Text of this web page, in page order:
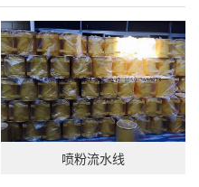
喷粉流水线